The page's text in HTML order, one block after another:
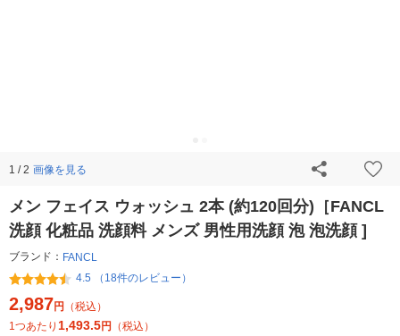
1 / 2 画像を見る
メン フェイス ウォッシュ 2本 (約120回分)［FANCL
洗顔 化粧品 洗顔料 メンズ 男性用洗顔 泡 泡洗顔 ]
ブランド： FANCL
4.5 （18件のレビュー）
2,987円
（税込）
1つあたり 1,493.5円 （税込）